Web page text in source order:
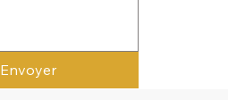
Envoyer